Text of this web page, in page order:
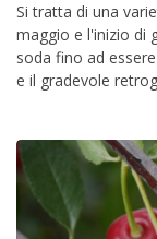
Si tratta di una
maggio e l'inizio di
soda fino ad
e il gradevole